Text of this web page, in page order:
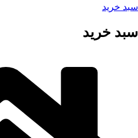
سبد خرید
سبد خرید